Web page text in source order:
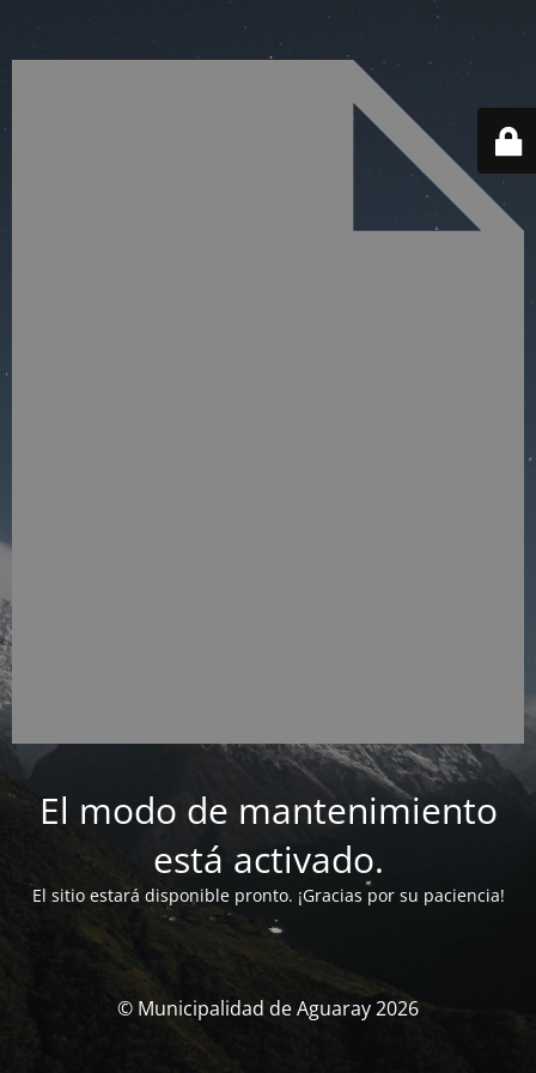
El modo de mantenimiento
está activado.
El sitio estará disponible pronto. ¡Gracias por su paciencia!
© Municipalidad de Aguaray 2026